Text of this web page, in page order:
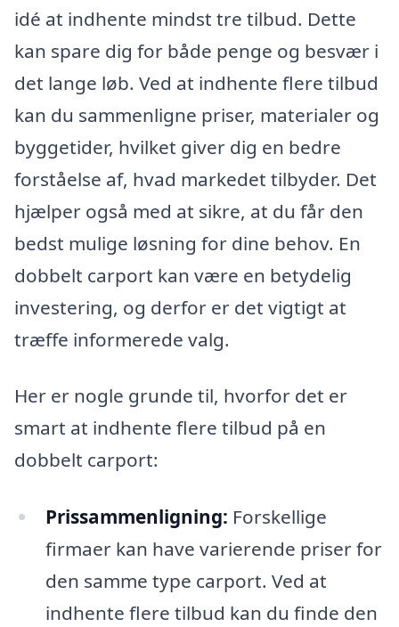
idé at indhente mindst tre tilbud. Dette
kan spare dig for både penge og besvær i
det lange løb. Ved at indhente flere tilbud
kan du sammenligne priser, materialer og
byggetider, hvilket giver dig en bedre
forståelse af, hvad markedet tilbyder. Det
hjælper også med at sikre, at du får den
bedst mulige løsning for dine behov. En
dobbelt carport kan være en betydelig
investering, og derfor er det vigtigt at
træffe informerede valg.
Her er nogle grunde til, hvorfor det er
smart at indhente flere tilbud på en
dobbelt carport:
Prissammenligning: Forskellige
firmaer kan have varierende priser for
den samme type carport. Ved at
indhente flere tilbud kan du finde den